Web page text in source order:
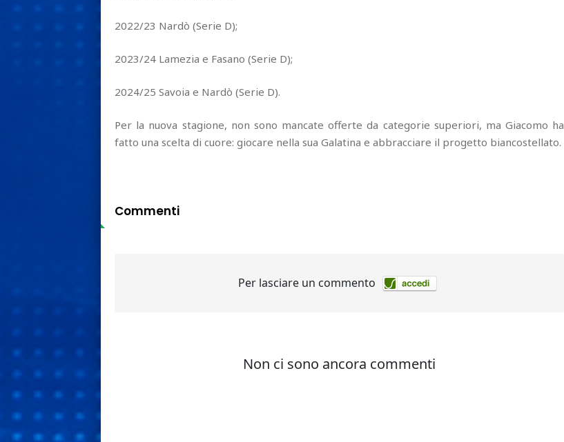
2022/23 Nardò (Serie D);
2023/24 Lamezia e Fasano (Serie D);
2024/25 Savoia e Nardò (Serie D).
Per la nuova stagione, non sono mancate offerte da categorie superiori, ma Giacomo ha
fatto una scelta di cuore: giocare nella sua Galatina e abbracciare il progetto biancostellato.
Commenti